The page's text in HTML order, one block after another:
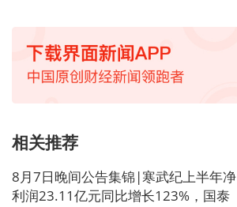
相关推荐
8月7日晚间公告集锦|寒武纪上半年净
利润23.11亿元同比增长123%，国泰